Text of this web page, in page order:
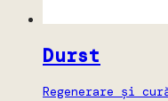
Durst
Regenerare și